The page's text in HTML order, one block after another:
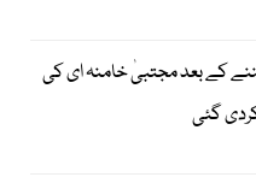
بننے کے بعد مجتبیٰ خامنہ ای کی
گئی